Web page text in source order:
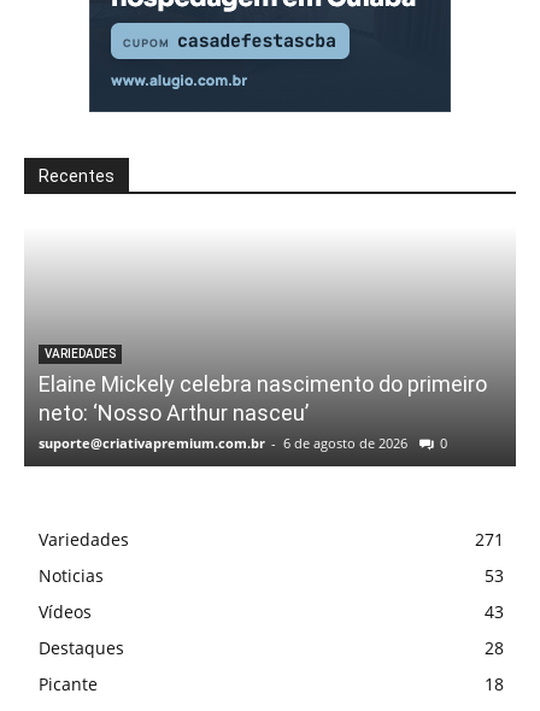
Recentes
VARIEDADES
Elaine Mickely celebra nascimento do primeiro
neto: ‘Nosso Arthur nasceu’
suporte@criativapremium.com.br - 6 de agosto de 2026 0
Variedades
271
Noticias
53
Vídeos
43
Destaques
28
Picante
18